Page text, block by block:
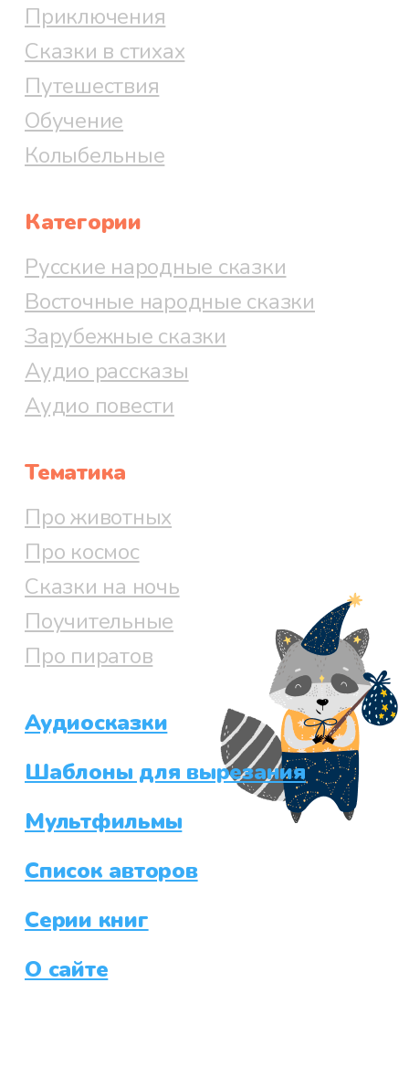
Приключения
Сказки в стихах
Путешествия
Обучение
Колыбельные
Категории
Русские народные сказки
Восточные народные сказки
Зарубежные сказки
Аудио рассказы
Аудио повести
Тематика
Про животных
Про космос
Сказки на ночь
Поучительные
Про пиратов
Аудиосказки
Шаблоны для вырезания
Мультфильмы
Список авторов
Серии книг
О сайте